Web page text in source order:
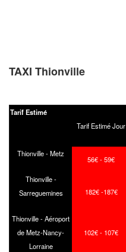
TAXI Thionville
Tarif Estimé
Tarif Estimé Jour
Thionville - Metz
56€ - 59€
Thionville -
Sarreguemines
182€ -187€
Thionville - Aéroport
de Metz-Nancy-
Lorraine
102€ - 107€